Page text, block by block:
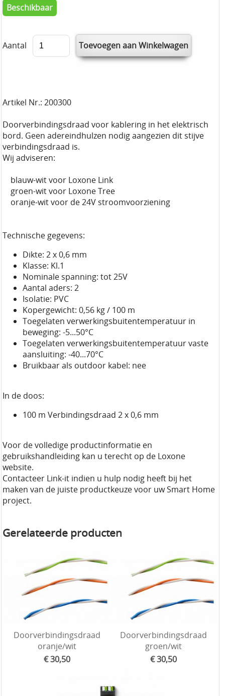
Beschikbaar
Aantal
Artikel Nr.: 200300
Doorverbindingsdraad voor kablering in het elektrisch
bord. Geen adereindhulzen nodig aangezien dit stijve
verbindingsdraad is.
Wij adviseren:
blauw-wit voor Loxone Link
groen-wit voor Loxone Tree
oranje-wit voor de 24V stroomvoorziening
Technische gegevens:
Dikte: 2 x 0,6 mm
Klasse: Kl.1
Nominale spanning: tot 25V
Aantal aders: 2
Isolatie: PVC
Kopergewicht: 0,56 kg / 100 m
Toegelaten verwerkingsbuitentemperatuur in
beweging: -5...50°C
Toegelaten verwerkingsbuitentemperatuur vaste
aansluiting: -40...70°C
Bruikbaar als outdoor kabel: nee
In de doos:
100 m Verbindingsdraad 2 x 0,6 mm
Voor de volledige productinformatie en
gebruikshandleiding kan u terecht op de Loxone
website.
Contacteer Link-it indien u hulp nodig heeft bij het
maken van de juiste productkeuze voor uw Smart Home
project.
Gerelateerde producten
Doorverbindingsdraad
oranje/wit
€ 30,50
Doorverbindingsdraad
groen/wit
€ 30,50